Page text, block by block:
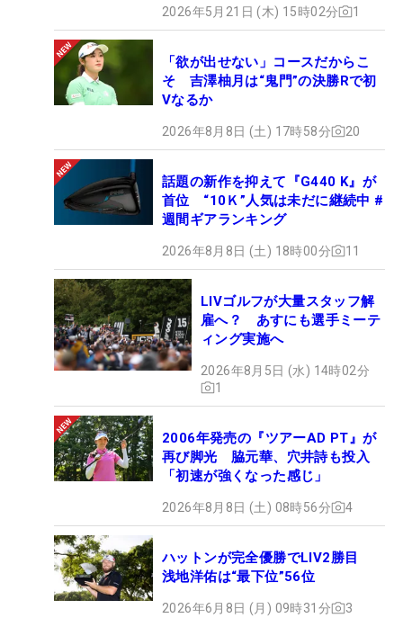
2026年5月21日 (木) 15時02分 1
「欲が出せない」コースだからこ
そ 吉澤柚月は“鬼門”の決勝Rで初
Vなるか
2026年8月8日 (土) 17時58分 20
話題の新作を抑えて『G440 K』が
首位 “10Ｋ”人気は未だに継続中 #
週間ギアランキング
2026年8月8日 (土) 18時00分 11
LIVゴルフが大量スタッフ解
雇へ？ あすにも選手ミーテ
ィング実施へ
2026年8月5日 (水) 14時02分
1
2006年発売の『ツアーAD PT』が
再び脚光 脇元華、穴井詩も投入
「初速が強くなった感じ」
2026年8月8日 (土) 08時56分 4
ハットンが完全優勝でLIV2勝目
浅地洋佑は“最下位”56位
2026年6月8日 (月) 09時31分 3